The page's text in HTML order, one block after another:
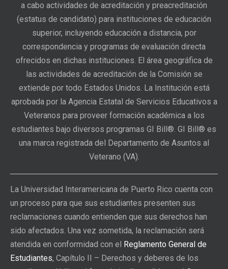
a cabo actividades de acreditación y preacreditación
(estatus de candidato) para instituciones de educación
superior, incluyendo educación a distancia, por
correspondencia y programas de evaluación directa
ofrecidos en dichas instituciones. El área geográfica de
las actividades de acreditación de la Comisión se
extiende por todo Estados Unidos. La Institución está
aprobada por la Agencia Estatal de Servicios Educativos a
Veteranos para proveer formación académica a los
estudiantes bajo diversos programas GI Bill®. GI Bill® es
una marca registrada del Departamento de Asuntos al
Veterano (VA).
La Universidad Interamericana de Puerto Rico cuenta con
un proceso para que sus estudiantes presenten sus
reclamaciones cuando entienden que sus derechos han
sido afectados. Una vez sometida, la reclamación será
atendida en conformidad con el Reglamento General de
Estudiantes, Capítulo II – Derechos y deberes de los